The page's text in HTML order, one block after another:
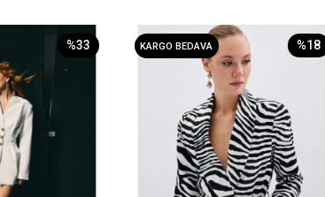
%33 KARGO BEDAVA %18